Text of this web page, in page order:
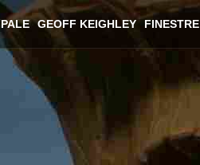
GEOFF KEIGHLEY FINESTRE